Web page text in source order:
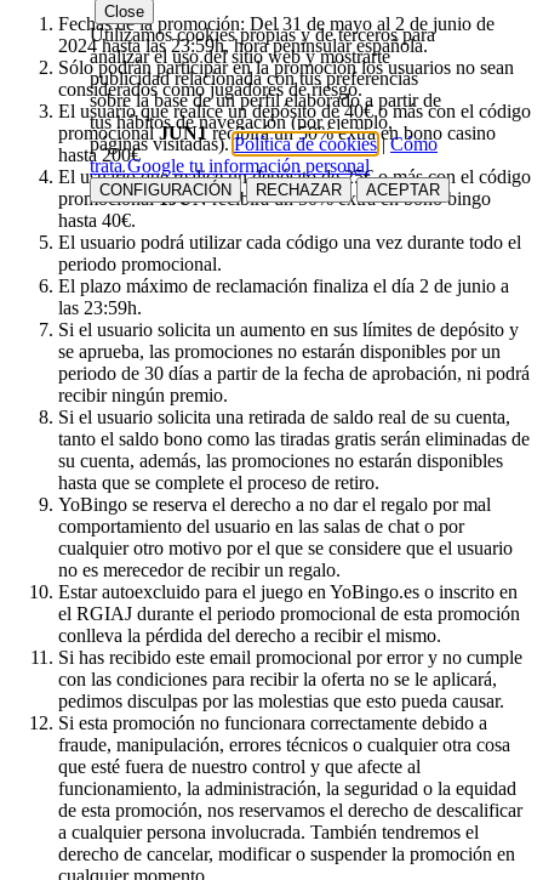
Fechas de la promoción: Del 31 de mayo al 2 de junio de
2024 hasta las 23:59h, hora peninsular española.
Sólo podrán participar en la promoción los usuarios no sean
considerados como jugadores de riesgo.
El usuario que realice un depósito de 40€ o más con el código
promocionalJUN1recibirá un 50% extra en bono casino
hasta 200€
El usuario que realice un depósito de 25€ o más con el código
promocional1JUNrecibirá un 50% extra en bono bingo
hasta 40€.
El usuario podrá utilizar cada código una vez durante todo el
periodo promocional.
El plazo máximo de reclamación finaliza el día 2 de junio a
las 23:59h.
Si el usuario solicita un aumento en sus límites de depósito y
se aprueba, las promociones no estarán disponibles por un
periodo de 30 días a partir de la fecha de aprobación, ni podrá
recibir ningún premio.
Si el usuario solicita una retirada de saldo real de su cuenta,
tanto el saldo bono como las tiradas gratis serán eliminadas de
su cuenta, además, las promociones no estarán disponibles
hasta que se complete el proceso de retiro.
YoBingo se reserva el derecho a no dar el regalo por mal
comportamiento del usuario en las salas de chat o por
cualquier otro motivo por el que se considere que el usuario
no es merecedor de recibir un regalo.
Estar autoexcluido para el juego en YoBingo.es o inscrito en
el RGIAJ durante el periodo promocional de esta promoción
conlleva la pérdida del derecho a recibir el mismo.
Si has recibido este email promocional por error y no cumple
con las condiciones para recibir la oferta no se le aplicará,
pedimos disculpas por las molestias que esto pueda causar.
Si esta promoción no funcionara correctamente debido a
fraude, manipulación, errores técnicos o cualquier otra cosa
que esté fuera de nuestro control y que afecte al
funcionamiento, la administración, la seguridad o la equidad
de esta promoción, nos reservamos el derecho de descalificar
a cualquier persona involucrada. También tendremos el
derecho de cancelar, modificar o suspender la promoción en
Close
Utilizamos cookies propias y de terceros para
analizar el uso del sitio web y mostrarte
publicidad relacionada con tus preferencias
sobre la base de un perfil elaborado a partir de
tus hábitos de navegación (por ejemplo,
páginas visitadas).Política de cookies|Cómo
trata Google tu información personal
CONFIGURACIÓN RECHAZAR ACEPTAR